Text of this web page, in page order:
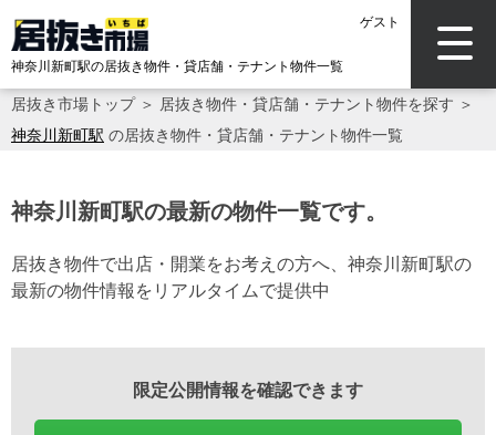
ゲスト
神奈川新町駅の居抜き物件・貸店舗・テナント物件一覧
居抜き市場トップ＞ 居抜き物件・貸店舗・テナント物件を探す ＞
神奈川新町駅 の居抜き物件・貸店舗・テナント物件一覧
神奈川新町駅の最新の物件一覧です。
居抜き物件で出店・開業をお考えの方へ、神奈川新町駅の
最新の物件情報をリアルタイムで提供中
限定公開情報を確認できます